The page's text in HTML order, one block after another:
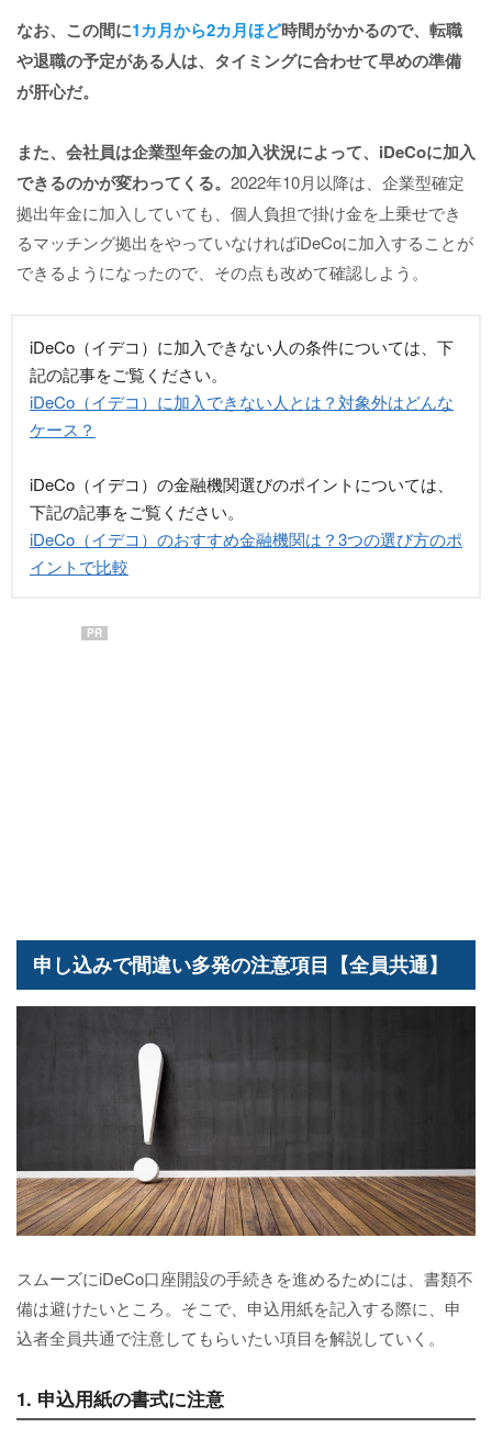
なお、この間に1カ月から2カ月ほど時間がかかるので、転職
や退職の予定がある人は、タイミングに合わせて早めの準備
が肝心だ。
また、会社員は企業型年金の加入状況によって、iDeCoに加入
できるのかが変わってくる。 2022年10月以降は、企業型確定
拠出年金に加入していても、個人負担で掛け金を上乗せでき
るマッチング拠出をやっていなければiDeCoに加入することが
できるようになったので、その点も改めて確認しよう。
iDeCo（イデコ）に加入できない人の条件については、下
記の記事をご覧ください。
iDeCo（イデコ）に加入できない人とは？対象外はどんな
ケース？
iDeCo（イデコ）の金融機関選びのポイントについては、
下記の記事をご覧ください。
iDeCo（イデコ）のおすすめ金融機関は？3つの選び方のポ
イントで比較
PR
申し込みで間違い多発の注意項目【全員共通】
スムーズにiDeCo口座開設の手続きを進めるためには、書類不
備は避けたいところ。そこで、申込用紙を記入する際に、申
込者全員共通で注意してもらいたい項目を解説していく。
1. 申込用紙の書式に注意